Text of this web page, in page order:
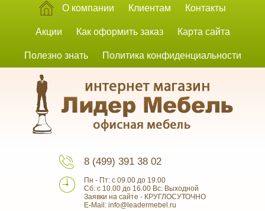
О компании Клиентам Контакты
Акции Как оформить заказ Карта сайта
Полезно знать Политика конфиденциальности
8 (499) 391 38 02
Пн - Пт: с 09.00 до 19.00
Сб: с 10.00 до 16.00 Вс: Выходной
Заявки на сайте - КРУГЛОСУТОЧНО
E-Mail: info@leadermebel.ru